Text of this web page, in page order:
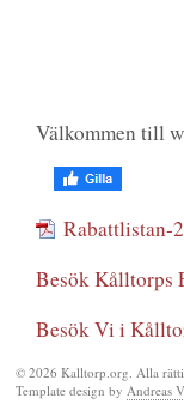
Välkommen till
Rabattlistan-
Besök Kålltorps
Besök Vi i
© 2026 Kalltorp.org. Alla
Template design byAndreas